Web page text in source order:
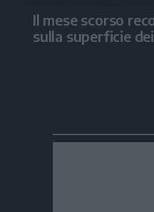
Il mese scorso
sulla superficie